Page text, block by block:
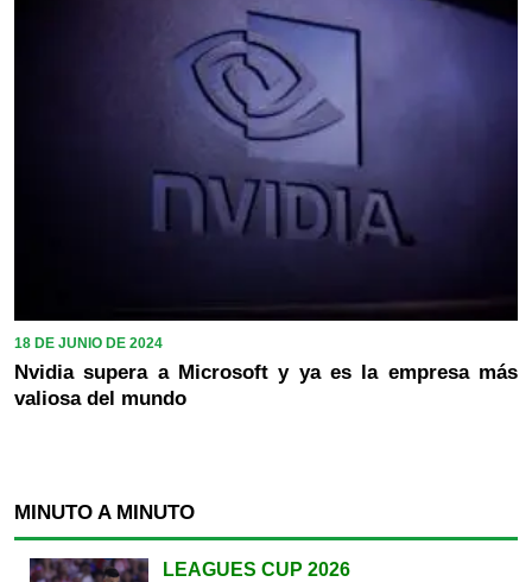
18 DE JUNIO DE 2024
Nvidia supera a Microsoft y ya es la empresa más
valiosa del mundo
MINUTO A MINUTO
LEAGUES CUP 2026